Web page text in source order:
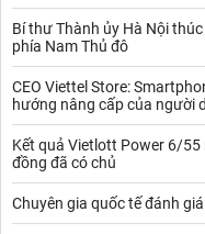
Bí thư Thành ủy Hà Nội
phía Nam Thủ đô
CEO Viettel Store:
hướng nâng cấp của người
Kết quả Vietlott Power 6/
đồng đã có chủ
Chuyên gia quốc tế đánh